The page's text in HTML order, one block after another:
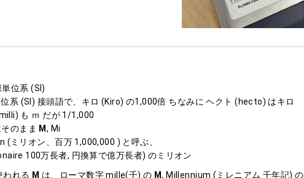
位系 (SI)
系 (SI) 接頭語で、キロ (Kiro) の1,000倍 ちなみに ヘクト (hecto) はキロ
も ｍ だが 1/1,000
のまま M , Mi
(ミリオン、百万 1,000,000 ) と呼ぶ、
100万長者, 円換算で億万長者) のミリオン
われる M は、ローマ数字 mille(千) の M, Millennium (ミレニアム 千年記) の